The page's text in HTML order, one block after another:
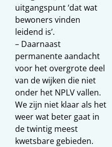
uitgangspunt ‘dat wat
bewoners vinden
leidend is’.
– Daarnaast
permanente aandacht
voor het overgrote deel
van de wijken die niet
onder het NPLV vallen.
We zijn niet klaar als het
weer wat beter gaat in
de twintig meest
kwetsbare gebieden.